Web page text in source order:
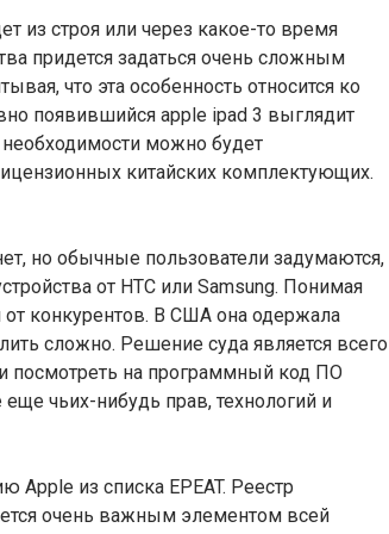
из строя или через какое-то время
придется задаться очень сложным
что эта особенность относится ко
появившийся apple ipad 3 выглядит
необходимости можно будет
китайских комплектующих.
но обычные пользователи задумаются,
от HTC или Samsung. Понимая
конкурентов. В США она одержала
сложно. Решение суда является всего
на программный код ПО
чьих-нибудь прав, технологий и
из списка EPEAT. Реестр
очень важным элементом всей